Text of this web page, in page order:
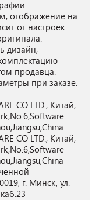
отображение на
от настроек
дизайн,
продавца.
при заказе.
CO LTD., Китай,
CO LTD., Китай,
г. Минск, ул.